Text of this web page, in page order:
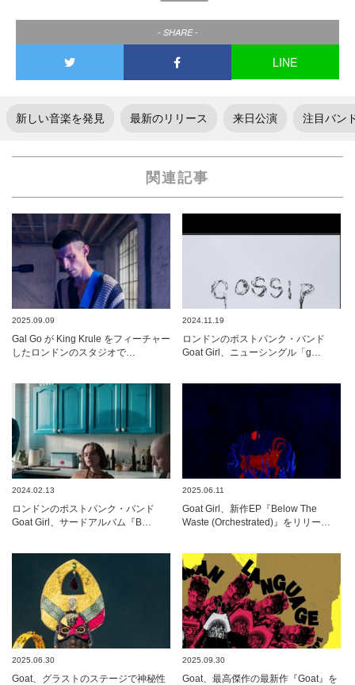
- SHARE -
LINE
新しい音楽を発見 最新のリリース 来日公演 注目バン
関連記事
2025.09.09
Gal Go が King Krule をフィーチャー
したロンドンのスタジオで…
2024.11.19
ロンドンのポストパンク・バンド
Goat Girl、ニューシングル「g…
2024.02.13
ロンドンのポストパンク・バンド
Goat Girl、サードアルバム『B…
2025.06.11
Goat Girl、新作EP『Below The
Waste (Orchestrated)』をリリー…
2025.06.30
Goat、グラストのステージで神秘性
2025.09.30
Goat、最高傑作の最新作『Goat』を